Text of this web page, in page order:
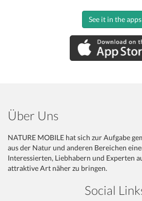
See it in the apps
Über Uns
NATURE MOBILE hat sich zur Aufgabe
aus der Natur und anderen Bereichen
Interessierten, Liebhabern und Experten
attraktive Art näher zu bringen.
Social